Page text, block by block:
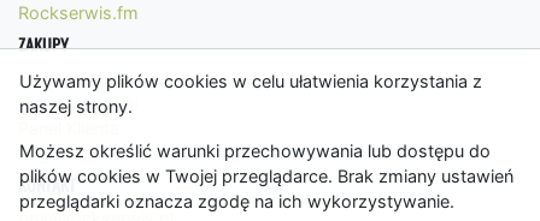
Używamy plików cookies w celu ułatwienia korzystania z
naszej strony.
Możesz określić warunki przechowywania lub dostępu do
plików cookies w Twojej przeglądarce. Brak zmiany ustawień
przeglądarki oznacza zgodę na ich wykorzystywanie.
Rockserwis.fm
ZAKUPY
Formy płatności
Koszty wysyłki
Regulamin
KONTAKT